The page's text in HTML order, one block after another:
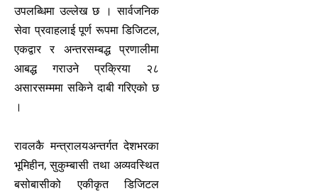
उपलब्धिमा उल्लेख छ । सार्वजनिक
सेवा प्रवाहलाई पूर्ण रूपमा डिजिटल,
एकद्वार र अन्तरसम्बद्ध प्रणालीमा
आबद्ध गराउने प्रक्रिया २८
असारसम्ममा सकिने दाबी गरिएको छ
।
रावलकै मन्त्रालयअन्तर्गत देशभरका
भूमिहीन, सुकुम्बासी तथा अव्यवस्थित
बसोबासीको एकीकृत डिजिटल